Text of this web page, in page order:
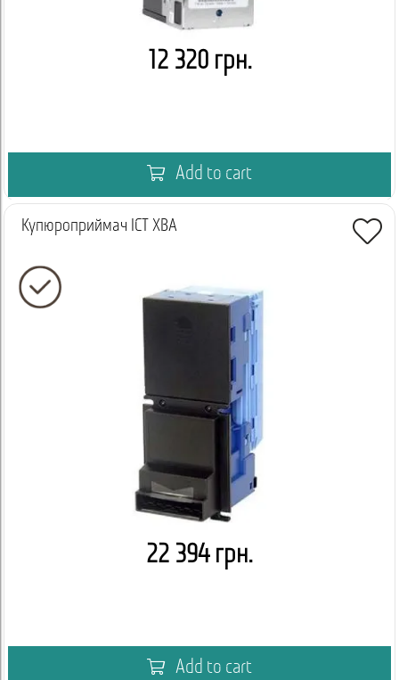
12 320 грн.
Add to cart
Купюроприймач ICT XBA
22 394 грн.
Add to cart